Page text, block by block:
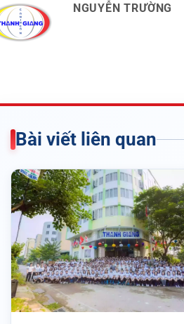
NGUYỄN TRƯỜNG
Bài viết liên quan